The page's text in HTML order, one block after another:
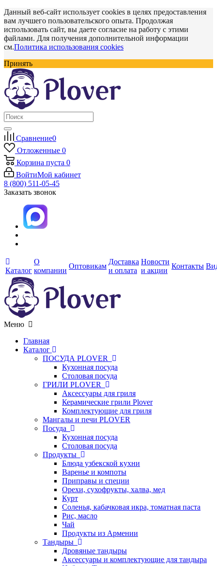
Данный веб-сайт использует cookies в целях предоставления
вам лучшего пользовательского опыта. Продолжая
использовать сайт, вы даете согласие на работу с этими
файлами. Для получения дополнительной информации
см.Политика использования cookies
Принять
Сравнение0
Отложенные 0
Корзина пуста 0
ВойтиМой кабинет
8 (800) 511-05-45
Заказать звонок
Каталог
О
компании
Оптовикам
Доставка
и оплата
Новости
и акции
Контакты
Меню
Главная
Каталог
ПОСУДА PLOVER
Кухонная посуда
Столовая посуда
ГРИЛИ PLOVER
Аксессуары для гриля
Керамические грили Plover
Комплектующие для гриля
Мангалы и печи PLOVER
Посуда
Кухонная посуда
Столовая посуда
Продукты
Блюда узбекской кухни
Варенье и компоты
Приправы и специи
Орехи, сухофрукты, халва, мед
Курт
Соленья, кабачковая икра, томатная паста
Рис, масло
Чай
Продукты из Армении
Тандыры
Дровяные тандыры
Аксессуары и комплектующие для тандыра